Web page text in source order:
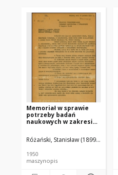
Memoriał w sprawie
potrzeby badań
naukowych w zakresie
Polsce
Różański, Stanisław (1899-1981).
1950
maszynopis